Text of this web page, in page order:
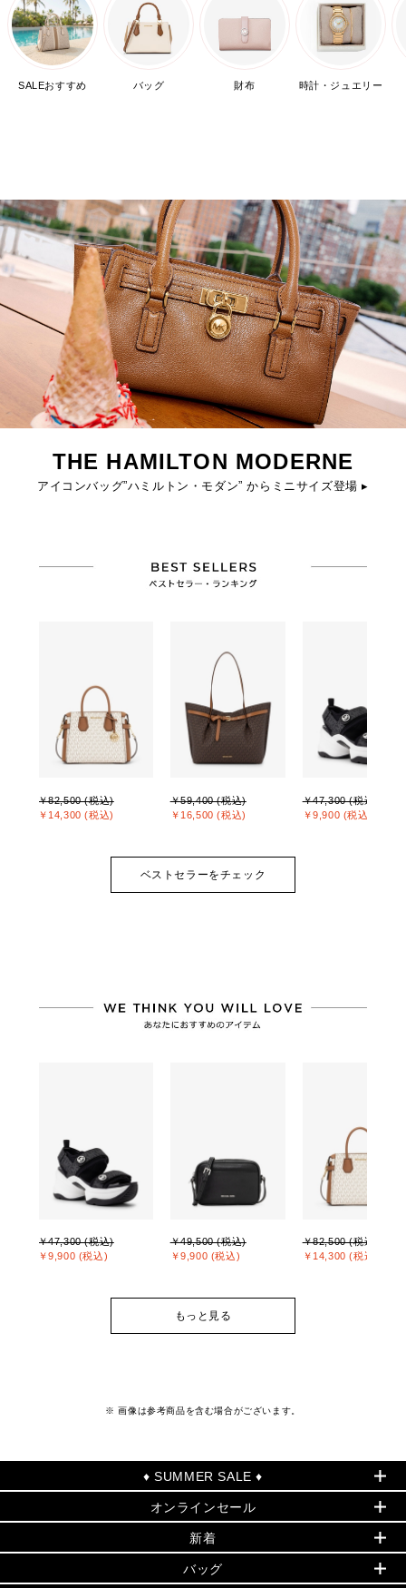
SALEおすすめ バッグ 財布 時計・ジュエリー
THE HAMILTON MODERNE
アイコンバッグ”ハミルトン・モダン” からミニサイズ登場 ▸
￥82,500 (税込)
￥14,300 (税込)
￥59,400 (税込)
￥16,500 (税込)
￥47,300 (税込)
￥9,900 (税込)
ベストセラーをチェック
￥47,300 (税込)
￥9,900 (税込)
￥49,500 (税込)
￥9,900 (税込)
￥82,500 (税込)
￥14,300 (税込)
もっと見る
※ 画像は参考商品を含む場合がございます。
♦ SUMMER SALE ♦
セールおすすめアイテム
▶ ウィメンズ
バッグ
オンラインセール
PRODUCT OF THE MONTH - 今月の特別価格
再値下げアイテム
新着
夏のスタイル
バッグ